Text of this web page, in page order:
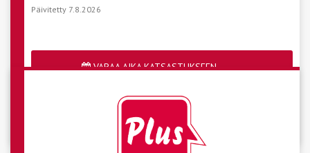
Päivitetty 7.8.2026
VARAA AIKA KATSASTUKSEEN
Katso aseman vapaat ajat